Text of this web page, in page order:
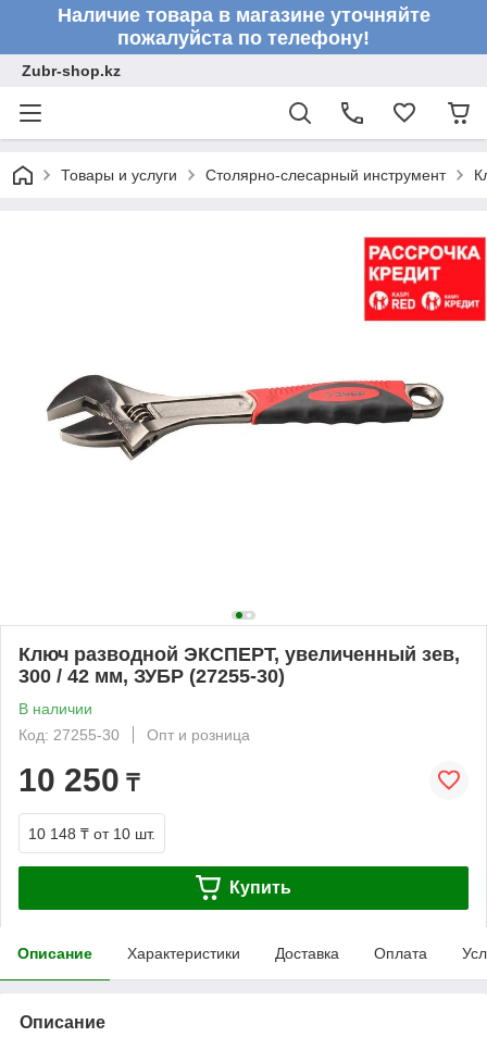
Наличие товара в магазине уточняйте
пожалуйста по телефону!
Zubr-shop.kz
Товары и услуги Столярно-слесарный инструмент
Ключ разводной ЭКСПЕРТ, увеличенный зев,
300 / 42 мм, ЗУБР (27255-30)
В наличии
Код: 27255-30
Опт и розница
10 250 ₸
10 148 ₸ от 10 шт.
Купить
Описание Характеристики Доставка Оплата
Описание